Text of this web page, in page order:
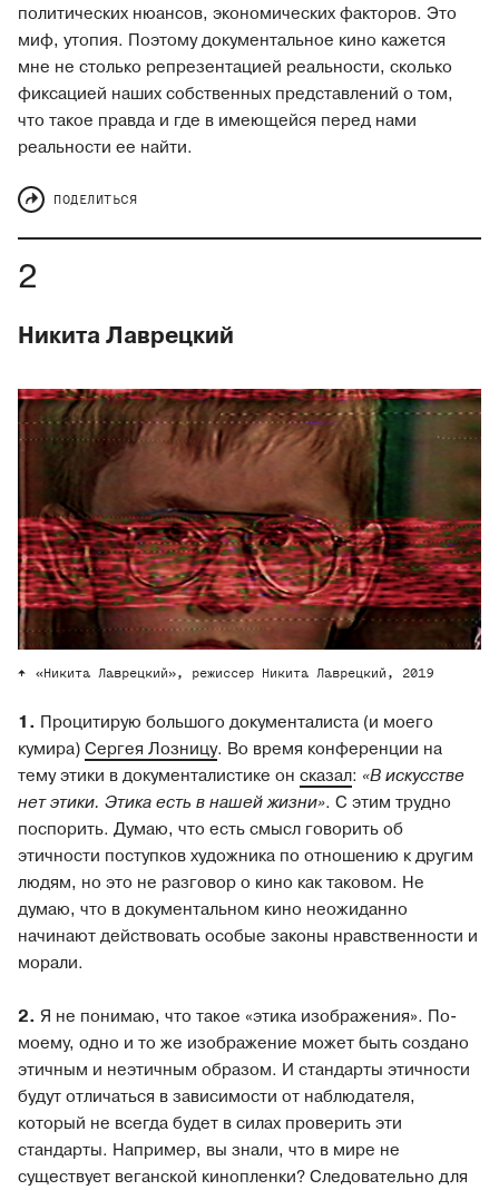
политических нюансов, экономических факторов. Это
миф, утопия. Поэтому документальное кино кажется
мне не столько репрезентацией реальности, сколько
фиксацией наших собственных представлений о том,
что такое правда и где в имеющейся перед нами
реальности ее найти.
ПОДЕЛИТЬСЯ
Никита Лаврецкий
«Никита Лаврецкий», режиссер Никита Лаврецкий, 2019
1. Процитирую большого документалиста (и моего
кумира)Сергея Лозницу. Во время конференции на
тему этики в документалистике он сказал: «В искусстве
нет этики. Этика есть в нашей жизни». С этим трудно
поспорить. Думаю, что есть смысл говорить об
этичности поступков художника по отношению к другим
людям, но это не разговор о кино как таковом. Не
думаю, что в документальном кино неожиданно
начинают действовать особые законы нравственности и
морали.
2. Я не понимаю, что такое «этика изображения». По-
моему, одно и то же изображение может быть создано
этичным и неэтичным образом. И стандарты этичности
будут отличаться в зависимости от наблюдателя,
который не всегда будет в силах проверить эти
стандарты. Например, вы знали, что в мире не
существует веганской кинопленки? Следовательно для